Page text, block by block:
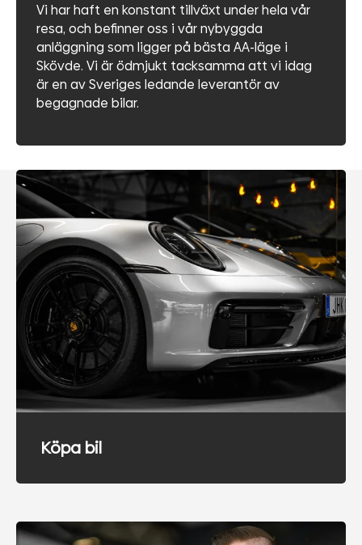
Vi har haft en konstant tillväxt under hela vår
resa, och befinner oss i vår nybyggda
anläggning som ligger på bästa AA-läge i
Skövde. Vi är ödmjukt tacksamma att vi idag
är en av Sveriges ledande leverantör av
begagnade bilar.
Köpa bil